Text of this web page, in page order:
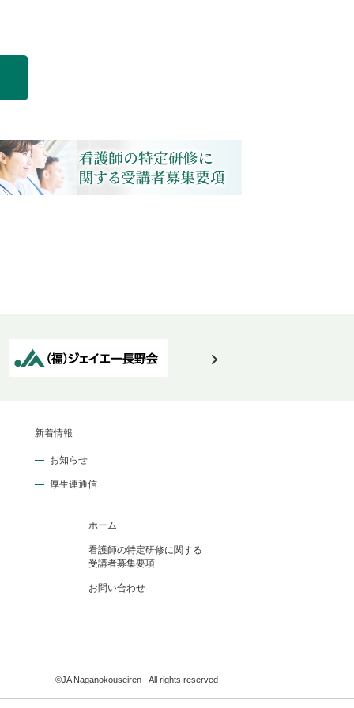
新着情報
お知らせ
厚生連通信
ホーム
看護師の特定研修に関する
受講者募集要項
お問い合わせ
©JA Naganokouseiren - All rights reserved